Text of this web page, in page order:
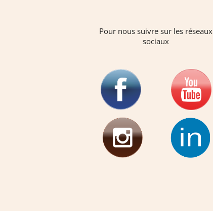
Pour nous suivre sur les réseaux
sociaux